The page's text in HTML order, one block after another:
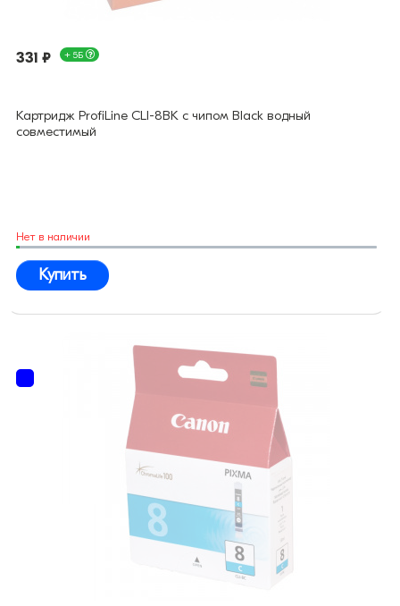
331 ₽ + 5Б
Картридж ProfiLine CLI-8BK с чипом Black водный
совместимый
Нет в наличии
Купить